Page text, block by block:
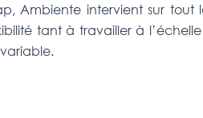
Ambiente intervient sur tout
tant à travailler à